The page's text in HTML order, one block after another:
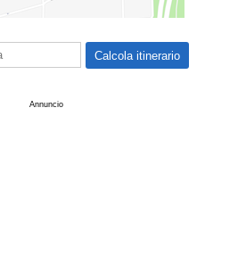
Annuncio